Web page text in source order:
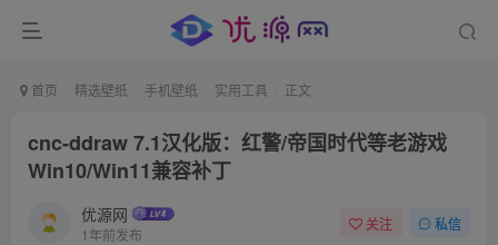
首页 精选壁纸 手机壁纸 实用工具 正文
cnc-ddraw 7.1汉化版：红警/帝国时代等老游戏
Win10/Win11兼容补丁​
优源网
1年前发布
关注 私信